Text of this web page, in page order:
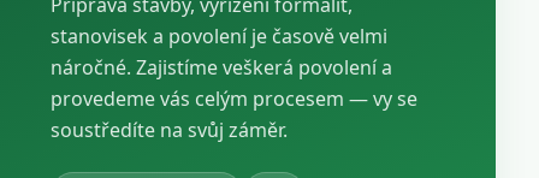
stanovisek a povolení je časově velmi
náročné. Zajistíme veškerá povolení a
provedeme vás celým procesem — vy se
soustředíte na svůj záměr.